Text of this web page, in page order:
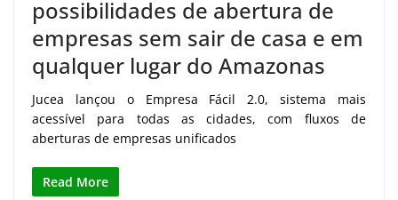
possibilidades de abertura de
empresas sem sair de casa e em
qualquer lugar do Amazonas
Jucea lançou o Empresa Fácil 2.0, sistema mais
acessível para todas as cidades, com fluxos de
aberturas de empresas unificados
Read More